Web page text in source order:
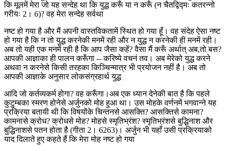
कि मूलमें मेरा जो यह सन्देह था कि युद्ध करूँ या न करूँ (न चैतद्विद्मः कतरन्नो
गरीयः 2। 6)? वह मेरा सन्देह सर्वथा
नष्ट हो गया है और मैं अपनी वास्तविकतामें स्थित हो गया हूँ। वह संदेह ऐसा नष्ट
हो गया है कि न तो युद्ध करनेकी मनमें रही और न युद्ध न करनेकी ही मनमें रही।
अब तो यही एक मनमें रही है कि आप जैसा कहें? वैसा मैं करूँ अर्थात् अब,तो बस?
आपकी आज्ञाका ही पालन करूँगा -- करिष्ये वचनं तव। अब मेरेको युद्ध करने
अथवा न करनेसे किसी तरहका किञ्चिन्मात्र भी प्रयोजन नहीं है। अब तो
आपकी आज्ञाके अनुसार लोकसंग्रहार्थ युद्ध
आदि जो कर्तव्यकर्म होगा? वह करूँगा।अब एक ध्यान देनेकी बात है कि पहले
कुटुम्बका स्मरण होनेसे अर्जुनको मोह हुआ था। उस मोहके वर्णनमें भगवान्ने यह
प्रक्रिया बतायी थी कि विषयोंके चिन्तनसे आसक्ति? आसक्तिसे कामना?
कामनासे क्रोध? क्रोधसे मोह? मोहसे स्मृतिभ्रंश? स्मृतिभ्रंशसे बुद्धिनाश और
बुद्धिनाशसे पतन होता है (गीता 2। 6263)। अर्जुन भी यहाँ उसी प्रक्रियाको
याद दिलाते हुए कहते हैं कि मेरा मोह नष्ट हो गया